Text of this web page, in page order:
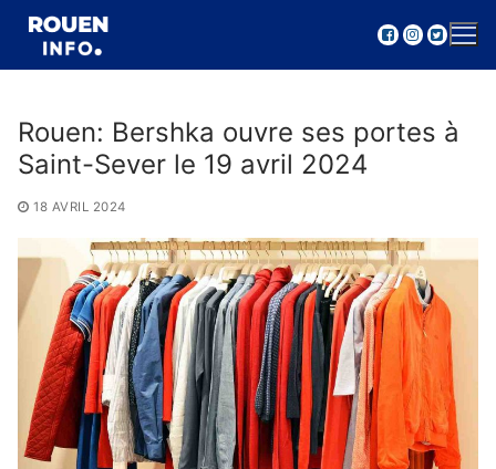
Aller
contenu
Rouen: Bershka ouvre ses portes à
Saint-Sever le 19 avril 2024
18 AVRIL 2024